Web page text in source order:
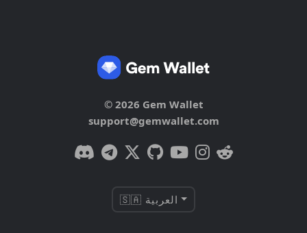
© 2026 Gem Wallet
support@gemwallet.com
🇸🇦 العربية